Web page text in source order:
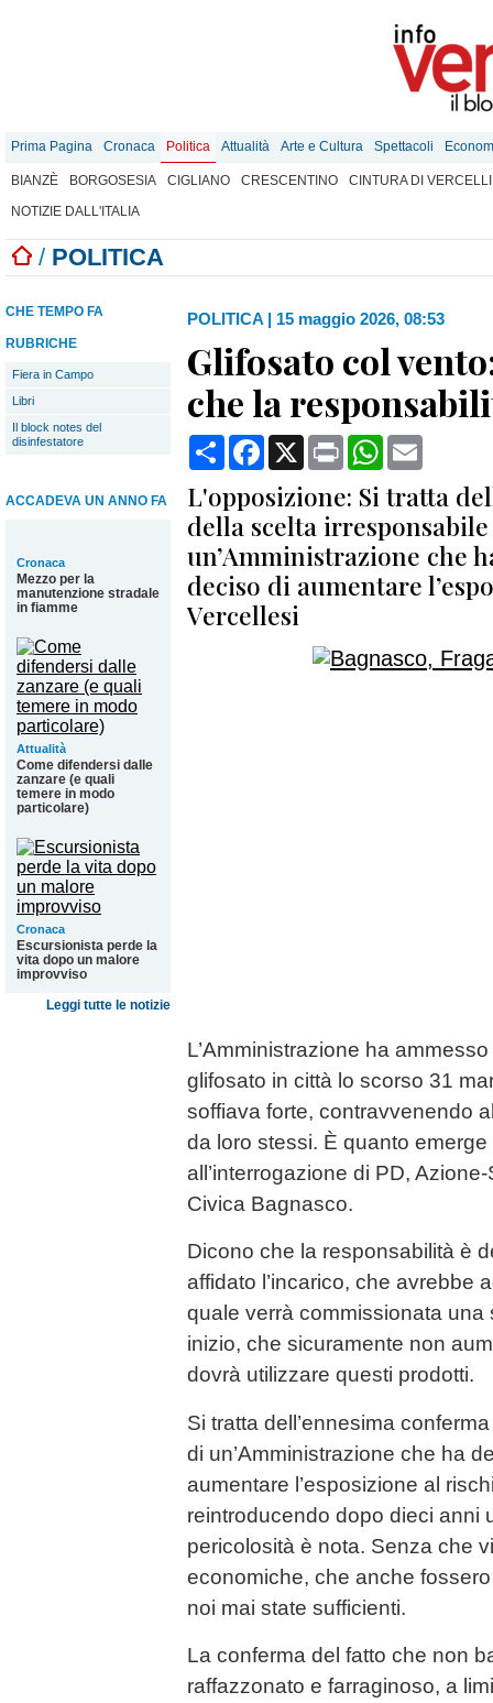
Prima Pagina Cronaca Politica Attualità Arte e Cultura Spettacoli
BIANZÈ BORGOSESIA CIGLIANO CRESCENTINO
CINTURA DI VERCELLI
NOTIZIE DALL'ITALIA
/ POLITICA
CHE TEMPO FA
RUBRICHE
Fiera in Campo
Libri
Il block notes del
disinfestatore
ACCADEVA UN ANNO FA
Cronaca
Mezzo per la
manutenzione stradale
in fiamme
Attualità
Come difendersi dalle
zanzare (e quali
temere in modo
particolare)
Cronaca
Escursionista perde la
vita dopo un malore
improvviso
Leggi tutte le notizie
POLITICA | 15 maggio 2026, 08:53
Glifosato col
che la
CondividiFacebook
X Print WhatsApp
L'opposizione: Si tratta
della scelta
un’Amministrazione che
deciso di aumentare
Vercellesi
L’Amministrazione ha
glifosato in città lo scorso 31
soffiava forte, contravvenendo
da loro stessi. È quanto
all’interrogazione di PD,
Civica Bagnasco.
Dicono che la responsabilità è
affidato l’incarico, che avrebbe
quale verrà commissionata
inizio, che sicuramente non
dovrà utilizzare questi prodotti.
Si tratta dell’ennesima
di un’Amministrazione che ha
aumentare l’esposizione al
reintroducendo dopo dieci anni
pericolosità è nota. Senza che
economiche, che anche
noi mai state sufficienti.
La conferma del fatto che non
raffazzonato e farraginoso, a